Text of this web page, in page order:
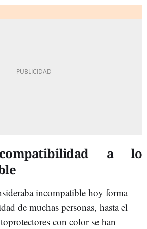
a lo
incompatible hoy forma
de muchas personas, hasta el
con color se han